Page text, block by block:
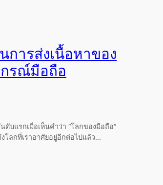
การส่งเนื้อหาของ
รณ์มือถือ
ดับแรกเมื่อเห็นคำว่า “โลกของมือถือ”
โลกที่เราอาศัยอยู่อีกต่อไปแล้ว...